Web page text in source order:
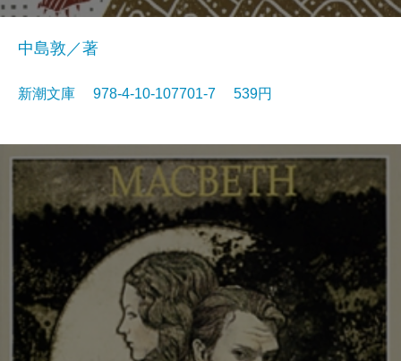
中島敦／著
新潮文庫 978-4-10-107701-7 539円